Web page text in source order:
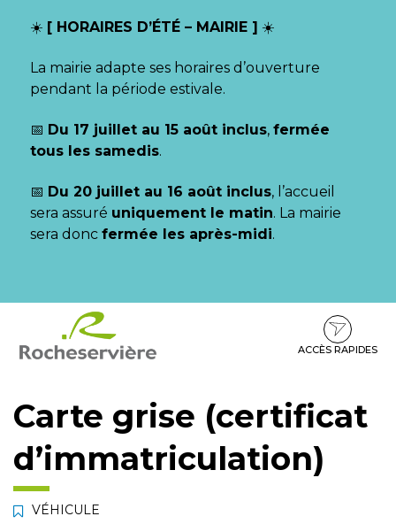
☀️ [ HORAIRES D’ÉTÉ – MAIRIE ] ☀️
La mairie adapte ses horaires d’ouverture
pendant la période estivale.
📅 Du 17 juillet au 15 août inclus, fermée
tous les samedis.
📅 Du 20 juillet au 16 août inclus, l’accueil
sera assuré uniquement le matin. La mairie
sera donc fermée les après-midi.
contenu
pied
ACCÈS RAPIDES
Carte grise (certificat
d’immatriculation)
VÉHICULE